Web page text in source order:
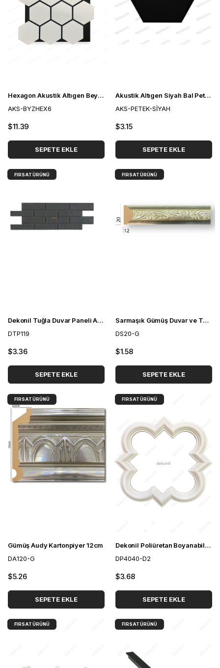
Hexagon Akustik Altıgen Beyaz Duvar Paneli
AKS-BYZHEX6
$11.39
SEPETE EKLE
Akustik Altıgen Siyah Bal Peteği Duvar Paneli
AKS-PETEK-SİYAH
$3.15
SEPETE EKLE
Dekonil Tuğla Duvar Paneli Antrasit 25*77 cm
DTP119
$3.36
SEPETE EKLE
FIRSAT ÜRÜNÜ
Sarmaşık Gümüş Duvar ve Tavan Çıtası 2cm
DS20-G
$1.58
SEPETE EKLE
FIRSAT ÜRÜNÜ
Gümüş Audy Kartonpiyer 12cm
DA120-G
$5.26
SEPETE EKLE
FIRSAT ÜRÜNÜ
Dekonil Poliüretan Boyanabilir Tavan ve Duvar Motifi
DP4040-D2
$3.68
SEPETE EKLE
FIRSAT ÜRÜNÜ
FIRSAT ÜRÜNÜ FIRSAT ÜRÜNÜ